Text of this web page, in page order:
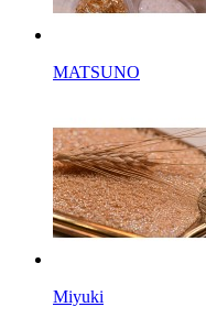
MATSUNO
Miyuki